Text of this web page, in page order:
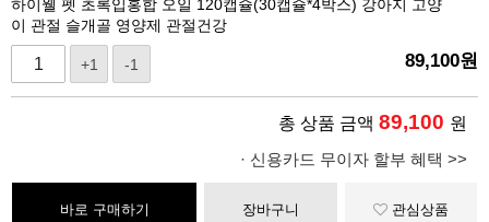
하이웰 펫 초록입홍합 오일 120캡슐(30캡슐*4박스) 강아지 고양
이 관절 슬개골 영양제 관절건강
+1 -1 89,100원
총 상품 금액 89,100 원
· 신용카드 무이자 할부 혜택 >>
바로 구매하기 장바구니 관심상품